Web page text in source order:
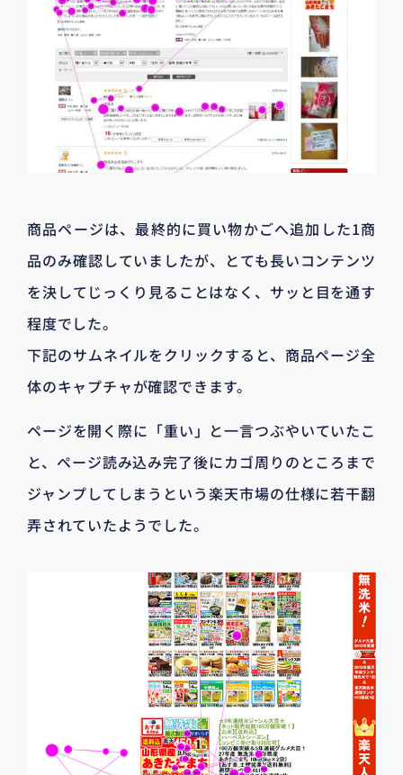
商品ページは、最終的に買い物かごへ追加した1商
品のみ確認していましたが、とても長いコンテンツ
を決してじっくり見ることはなく、サッと目を通す
程度でした。
下記のサムネイルをクリックすると、商品ページ全
体のキャプチャが確認できます。
ページを開く際に「重い」と一言つぶやいていたこ
と、ページ読み込み完了後にカゴ周りのところまで
ジャンプしてしまうという楽天市場の仕様に若干翻
弄されていたようでした。